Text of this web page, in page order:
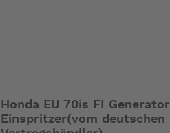
Honda EU 70is FI Generator
Einspritzer(vom deutschen